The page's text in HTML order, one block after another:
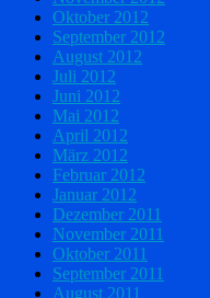
Oktober 2012
September 2012
August 2012
Juli 2012
Juni 2012
Mai 2012
April 2012
März 2012
Februar 2012
Januar 2012
Dezember 2011
November 2011
Oktober 2011
September 2011
August 2011